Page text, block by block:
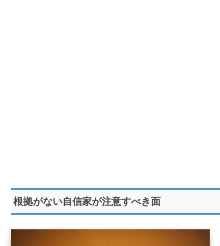
根拠がない自信家が注意すべき面